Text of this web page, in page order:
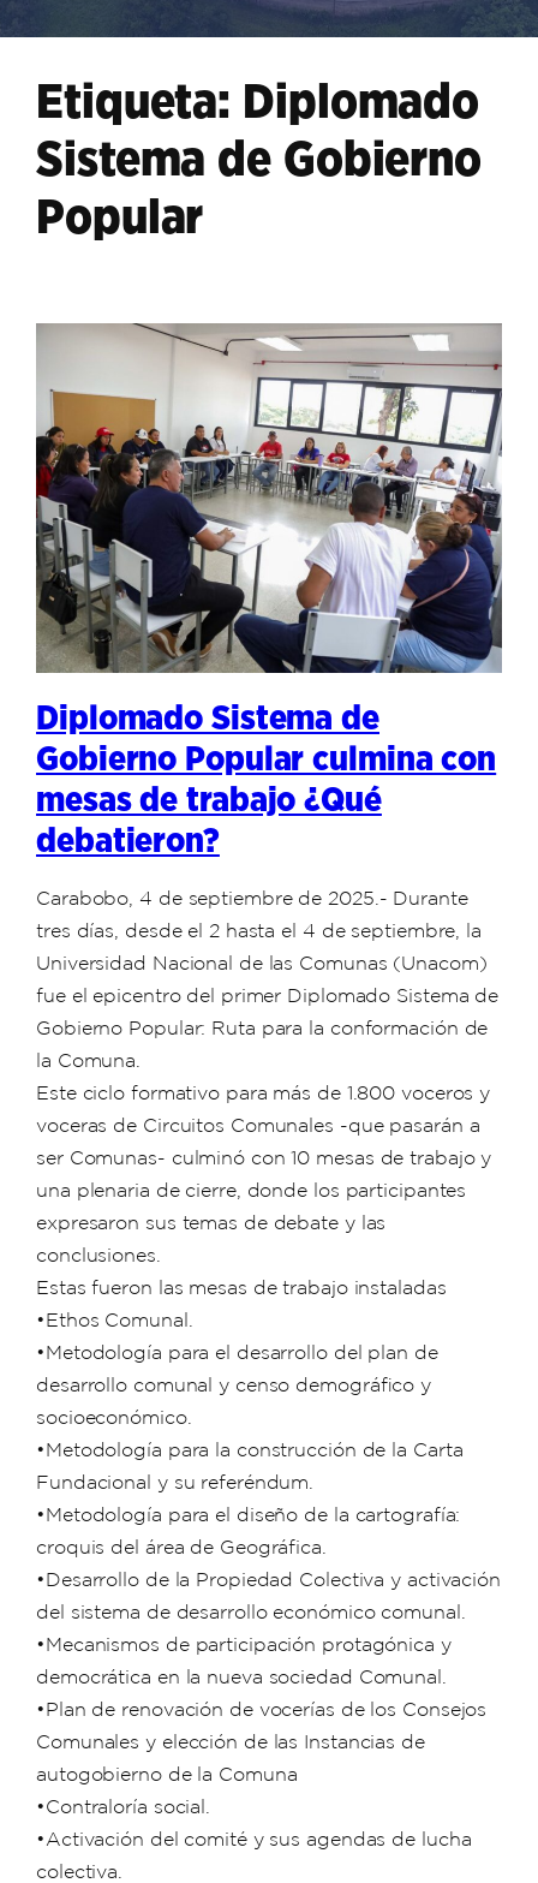
Etiqueta: Diplomado
Sistema de Gobierno
Popular
Diplomado Sistema de
Gobierno Popular culmina con
mesas de trabajo ¿Qué
debatieron?
Carabobo, 4 de septiembre de 2025.- Durante
tres días, desde el 2 hasta el 4 de septiembre, la
Universidad Nacional de las Comunas (Unacom)
fue el epicentro del primer Diplomado Sistema de
Gobierno Popular: Ruta para la conformación de
la Comuna.
Este ciclo formativo para más de 1.800 voceros y
voceras de Circuitos Comunales -que pasarán a
ser Comunas- culminó con 10 mesas de trabajo y
una plenaria de cierre, donde los participantes
expresaron sus temas de debate y las
conclusiones.
Estas fueron las mesas de trabajo instaladas
•Ethos Comunal.
•Metodología para el desarrollo del plan de
desarrollo comunal y censo demográﬁco y
socioeconómico.
•Metodología para la construcción de la Carta
Fundacional y su referéndum.
•Metodología para el diseño de la cartografía:
croquis del área de Geográfica.
•Desarrollo de la Propiedad Colectiva y activación
del sistema de desarrollo económico comunal.
•Mecanismos de participación protagónica y
democrática en la nueva sociedad Comunal.
•Plan de renovación de vocerías de los Consejos
Comunales y elección de las Instancias de
autogobierno de la Comuna
•Contraloría social.
•Activación del comité y sus agendas de lucha
colectiva.